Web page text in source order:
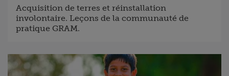
Acquisition de terres et réinstallation
involontaire. Leçons de la communauté de
pratique GRAM.